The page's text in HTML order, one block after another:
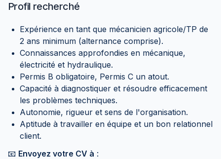
Profil recherché
Expérience en tant que mécanicien agricole/TP de
2 ans minimum (alternance comprise).
Connaissances approfondies en mécanique,
électricité et hydraulique.
Permis B obligatoire, Permis C un atout.
Capacité à diagnostiquer et résoudre efficacement
les problèmes techniques.
Autonomie, rigueur et sens de l'organisation.
Aptitude à travailler en équipe et un bon relationnel
client.
📧 Envoyez votre CV à :